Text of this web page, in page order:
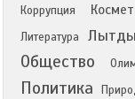
Коррупция
Литература
Общество
Политика